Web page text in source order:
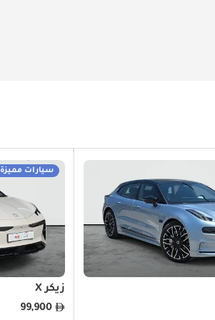
سيارات مميزة
زيكر X
99,900